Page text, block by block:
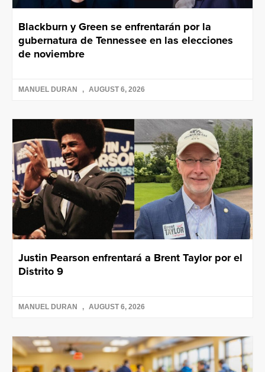
Blackburn y Green se enfrentarán por la
gubernatura de Tennessee en las elecciones
de noviembre
MANUEL DURAN AUGUST 6, 2026
Justin Pearson enfrentará a Brent Taylor por el
Distrito 9
MANUEL DURAN AUGUST 6, 2026